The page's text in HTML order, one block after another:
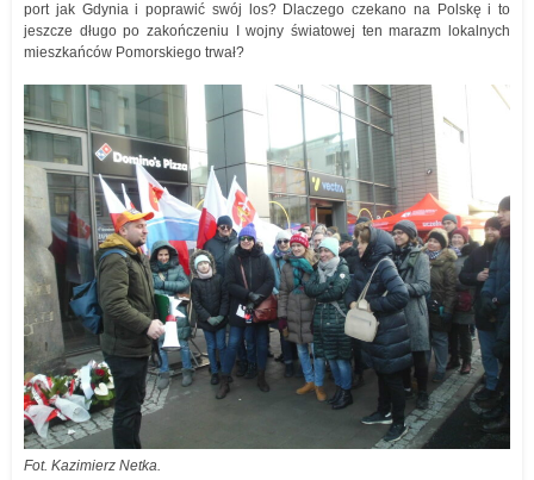
port jak Gdynia i poprawić swój los? Dlaczego czekano na Polskę i to
jeszcze długo po zakończeniu I wojny światowej ten marazm lokalnych
mieszkańców Pomorskiego trwał?
Fot. Kazimierz Netka.